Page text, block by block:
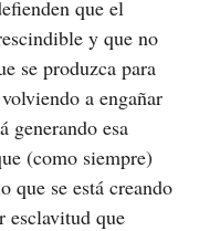
que el
y que no
se produzca para
a engañar
generando esa
(como siempre)
que se está creando
esclavitud que